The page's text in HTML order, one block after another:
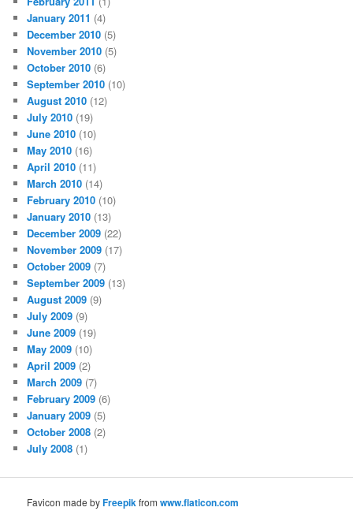
January 2011 (4)
December 2010 (5)
November 2010 (5)
October 2010 (6)
September 2010 (10)
August 2010 (12)
July 2010 (19)
June 2010 (10)
May 2010 (16)
April 2010 (11)
March 2010 (14)
February 2010 (10)
January 2010 (13)
December 2009 (22)
November 2009 (17)
October 2009 (7)
September 2009 (13)
August 2009 (9)
July 2009 (9)
June 2009 (19)
May 2009 (10)
April 2009 (2)
March 2009 (7)
February 2009 (6)
January 2009 (5)
October 2008 (2)
July 2008 (1)
Favicon made byFreepikfromwww.flaticon.com